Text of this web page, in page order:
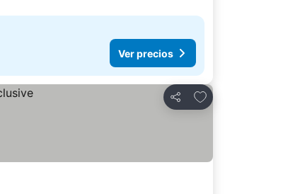
Ver precios
Compartir
Añadir a favoritos